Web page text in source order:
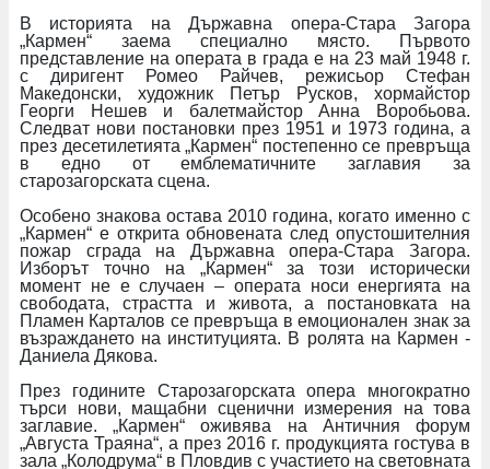
В историята на Държавна опера-Стара Загора
„Кармен“ заема специално място. Първото
представление на операта в града е на 23 май 1948 г.
с диригент Ромео Райчев, режисьор Стефан
Македонски, художник Петър Русков, хормайстор
Георги Нешев и балетмайстор Анна Воробьова.
Следват нови постановки през 1951 и 1973 година, а
през десетилетията „Кармен“ постепенно се превръща
в едно от емблематичните заглавия за
старозагорската сцена.
Особено знакова остава 2010 година, когато именно с
„Кармен“ е открита обновената след опустошителния
пожар сграда на Държавна опера-Стара Загора.
Изборът точно на „Кармен“ за този исторически
момент не е случаен – операта носи енергията на
свободата, страстта и живота, а постановката на
Пламен Карталов се превръща в емоционален знак за
възраждането на институцията. В ролята на Кармен -
Даниела Дякова.
През годините Старозагорската опера многократно
търси нови, мащабни сценични измерения на това
заглавие. „Кармен“ оживява на Античния форум
„Августа Траяна“, а през 2016 г. продукцията гостува в
зала „Колодрума“ в Пловдив с участието на световната